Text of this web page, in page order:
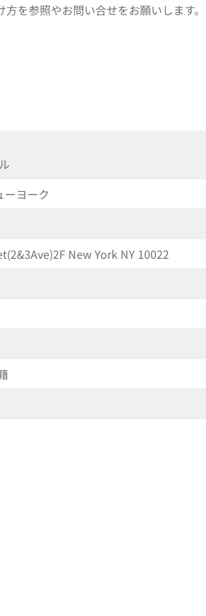
を参照やお問い合せをお願いします。
ーヨーク
New York NY 10022